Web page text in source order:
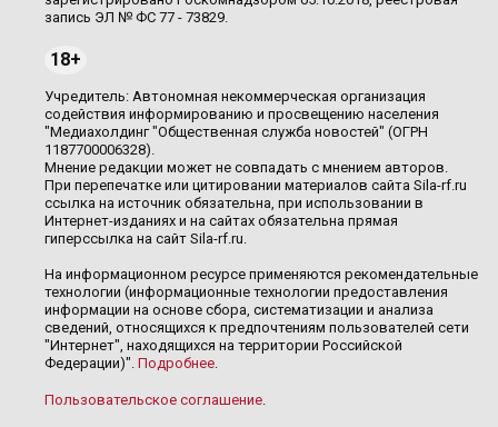
запись ЭЛ № ФС 77 - 73829.
18+
Учредитель: Автономная некоммерческая организация
содействия информированию и просвещению населения
"Медиахолдинг "Общественная служба новостей" (ОГРН
1187700006328).
Мнение редакции может не совпадать с мнением авторов.
При перепечатке или цитировании материалов сайта Sila-rf.ru
ссылка на источник обязательна, при использовании в
Интернет-изданиях и на сайтах обязательна прямая
гиперссылка на сайт Sila-rf.ru.
На информационном ресурсе применяются рекомендательные
технологии (информационные технологии предоставления
информации на основе сбора, систематизации и анализа
сведений, относящихся к предпочтениям пользователей сети
"Интернет", находящихся на территории Российской
Федерации)". Подробнее.
Пользовательское соглашение.